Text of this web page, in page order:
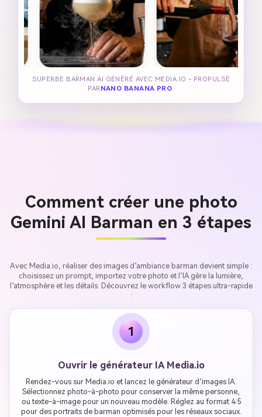
SUPERBE BARMAN AI GÉNÉRÉ AVEC MEDIA.IO - PROPULSÉ
PAR NANO BANANA PRO.
Comment créer une photo
Gemini AI Barman en 3 étapes
Avec Media.io, réaliser des images d’ambiance barman devient simple :
choisissez un prompt, importez votre photo et l’IA gère la lumière,
l’atmosphère et les détails. Découvrez le workflow 3 étapes ultra-rapide
:
1
Ouvrir le générateur IA Media.io
Rendez-vous sur Media.io et lancez le générateur d’images IA.
Sélectionnez photo-à-photo pour conserver la même personne,
ou texte-à-image pour un nouveau modèle. Réglez au format 4:5
pour des portraits de barman optimisés pour les réseaux sociaux.